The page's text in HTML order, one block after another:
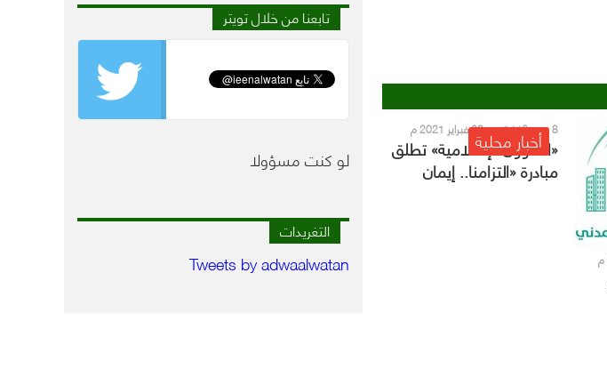
أخبار محلية 8 رجب 1442 هـ - 20 فبراير 2021 م
«الشؤون الإسلامية» تطلق
مبادرة «التزامنا.. إيمان
تابعنا من خلال تويتر
لو كنت مسؤولا
التغريدات
Tweets by adwaalwatan